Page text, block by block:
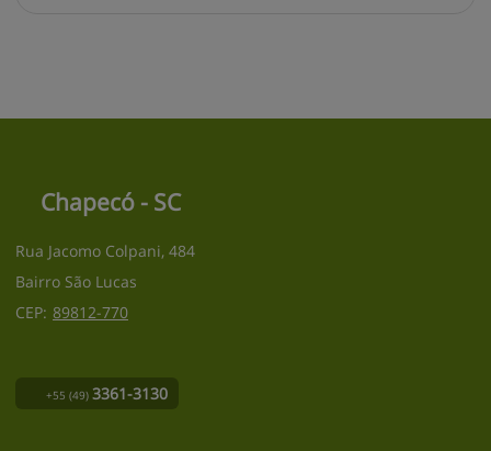
Chapecó - SC
Rua Jacomo Colpani, 484
Bairro São Lucas
CEP: 89812-770
+55 (49) 3361-3130